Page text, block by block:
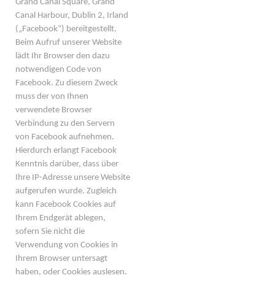
Grand Canal Square, Grand
Canal Harbour, Dublin 2, Irland
(„Facebook“) bereitgestellt.
Beim Aufruf unserer Website
lädt Ihr Browser den dazu
notwendigen Code von
Facebook. Zu diesem Zweck
muss der von Ihnen
verwendete Browser
Verbindung zu den Servern
von Facebook aufnehmen.
Hierdurch erlangt Facebook
Kenntnis darüber, dass über
Ihre IP-Adresse unsere Website
aufgerufen wurde. Zugleich
kann Facebook Cookies auf
Ihrem Endgerät ablegen,
sofern Sie nicht die
Verwendung von Cookies in
Ihrem Browser untersagt
haben, oder Cookies auslesen.